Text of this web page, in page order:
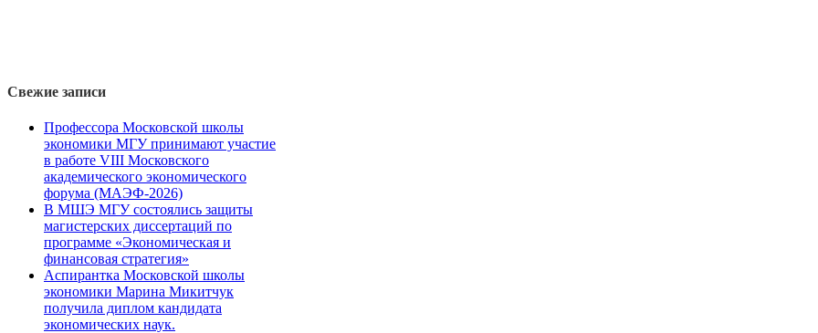
Свежие записи
Профессора Московской школы
экономики МГУ принимают участие
в работе VIII Московского
академического экономического
форума (МАЭФ-2026)
В МШЭ МГУ состоялись защиты
магистерских диссертаций по
программе «Экономическая и
финансовая стратегия»
Аспирантка Московской школы
экономики Марина Микитчук
получила диплом кандидата
экономических наук.